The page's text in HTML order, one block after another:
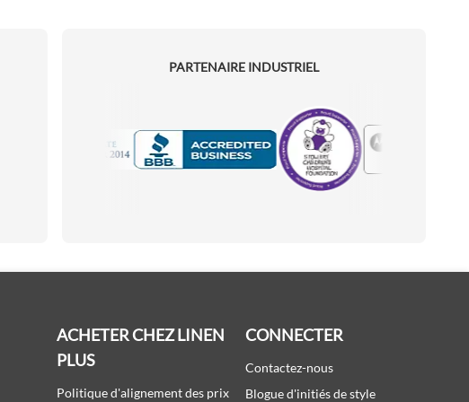
PARTENAIRE INDUSTRIEL
Motorola
ACHETER CHEZ LINEN
PLUS
Politique d'alignement des prix
CONNECTER
Contactez-nous
Blogue d'initiés de style